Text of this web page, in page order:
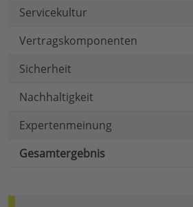
Servicekultur
Vertragskomponenten
Sicherheit
Nachhaltigkeit
Expertenmeinung
Gesamtergebnis